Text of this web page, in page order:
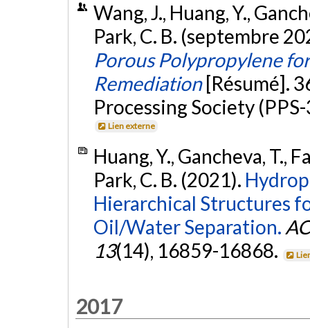
Wang, J., Huang, Y.,
Park, C. B. (septembre
Porous Polypropylene
Remediation [Résumé].
Processing Society
Lien externe
Huang, Y., Gancheva, T.,
Park, C. B. (2021).
Hierarchical Structures
Oil/Water Separation.
13(14), 16859-16868.
2017